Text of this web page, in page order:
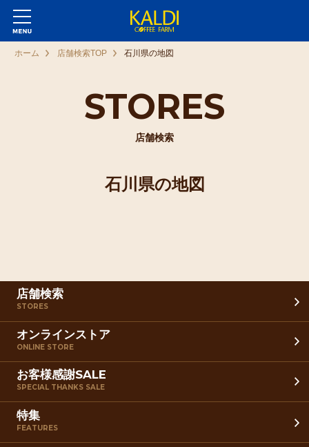
STORES
店舗検索
ホーム 店舗検索TOP 石川県の地図
石川県の地図
店舗検索
STORES
オンラインストア
ONLINE STORE
お客様感謝SALE
SPECIAL THANKS SALE
特集
FEATURES